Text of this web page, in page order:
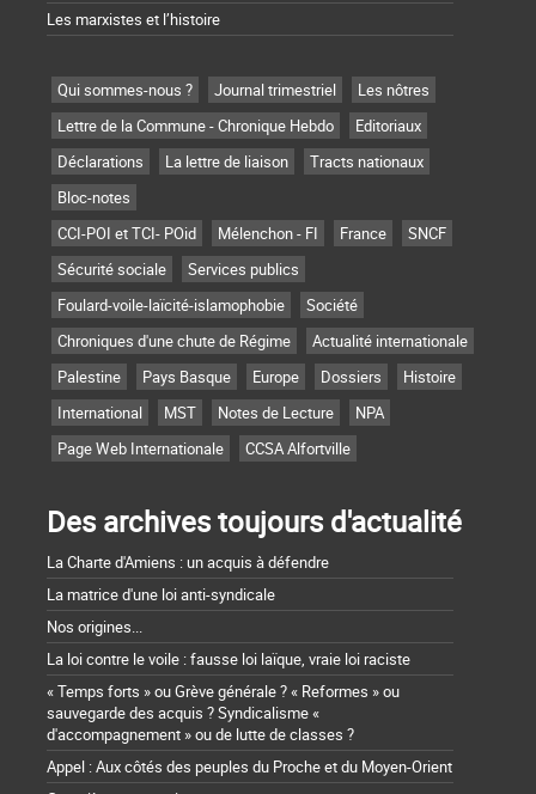
Les marxistes et l’histoire
Qui sommes-nous ? Journal trimestriel
Les nôtres
Lettre de la Commune - Chronique Hebdo
Editoriaux
Déclarations
La lettre de liaison
Tracts nationaux
Bloc-notes
CCI-POI et TCI- POid
Mélenchon - FI France
SNCF
Sécurité sociale
Services publics
Foulard-voile-laïcité-islamophobie
Société
Chroniques d'une chute de Régime
Actualité internationale
Palestine
Pays Basque Europe Dossiers
Histoire
International
MST Notes de Lecture
NPA
Page Web Internationale
CCSA Alfortville
Des archives toujours d'actualité
La Charte d'Amiens : un acquis à défendre
La matrice d'une loi anti-syndicale
Nos origines...
La loi contre le voile : fausse loi laïque, vraie loi raciste
« Temps forts » ou Grève générale ? « Reformes » ou
sauvegarde des acquis ? Syndicalisme «
d'accompagnement » ou de lutte de classes ?
Appel : Aux côtés des peuples du Proche et du Moyen-Orient